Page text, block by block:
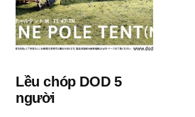
Lều chóp DOD 5
người